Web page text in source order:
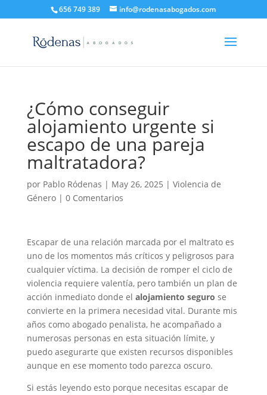
656 749 389 info@rodenasabogados.com
¿Cómo conseguir
alojamiento urgente si
escapo de una pareja
maltratadora?
por Pablo Ródenas | May 26, 2025 | Violencia de
Género| 0 Comentarios
Escapar de una relación marcada por el maltrato es
uno de los momentos más críticos y peligrosos para
cualquier víctima. La decisión de romper el ciclo de
violencia requiere valentía, pero también un plan de
acción inmediato donde el alojamiento seguro se
convierte en la primera necesidad vital. Durante mis
años como abogado penalista, he acompañado a
numerosas personas en esta situación límite, y
puedo asegurarte que existen recursos disponibles
aunque en ese momento todo parezca oscuro.
Si estás leyendo esto porque necesitas escapar de